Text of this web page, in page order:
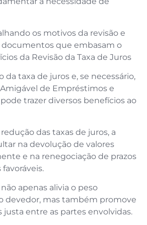
os motivos da revisão e
que embasam o
da Revisão da Taxa de Juros
da taxa de juros e, se necessário,
de Empréstimos e
trazer diversos benefícios ao
das taxas de juros, a
na devolução de valores
e na renegociação de prazos
apenas alivia o peso
devedor, mas também promove
justa entre as partes envolvidas.